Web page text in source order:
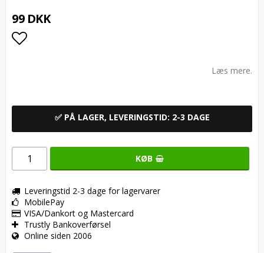
99 DKK
Læs mere.
✅ PÅ LAGER, LEVERINGSTID: 2-3 DAGE
KØB
Leveringstid 2-3 dage for lagervarer
MobilePay
VISA/Dankort og Mastercard
Trustly Bankoverførsel
Online siden 2006